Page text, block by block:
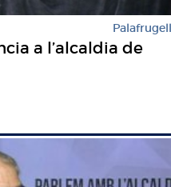
Palafrugell
a l’alcaldia de